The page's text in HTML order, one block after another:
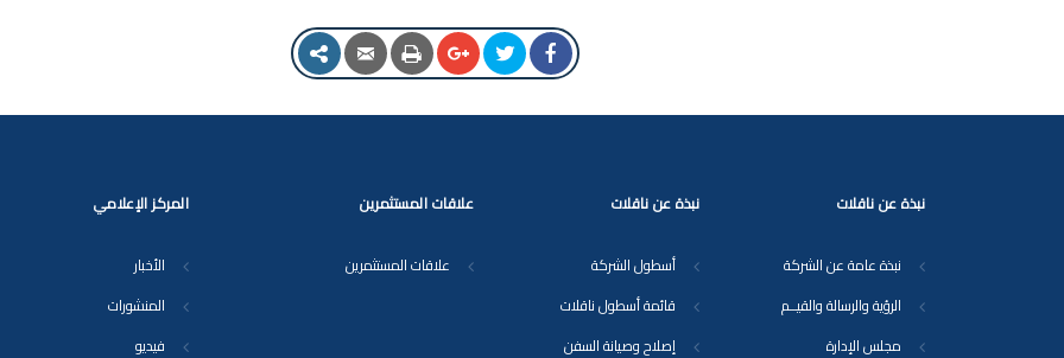
المركز الإعلامي
الأخبار
المنشورات
فيديو
علاقات المستثمرين
علاقات المستثمرين
نبذة عن ناقلات
أسطول الشركة
قائمة أسطول ناقلات
إصلاح وصيانة السفن
نبذة عن ناقلات
نبذة عامة عن الشركة
الرؤية والرسالة والقيــم
مجلس الإدارة